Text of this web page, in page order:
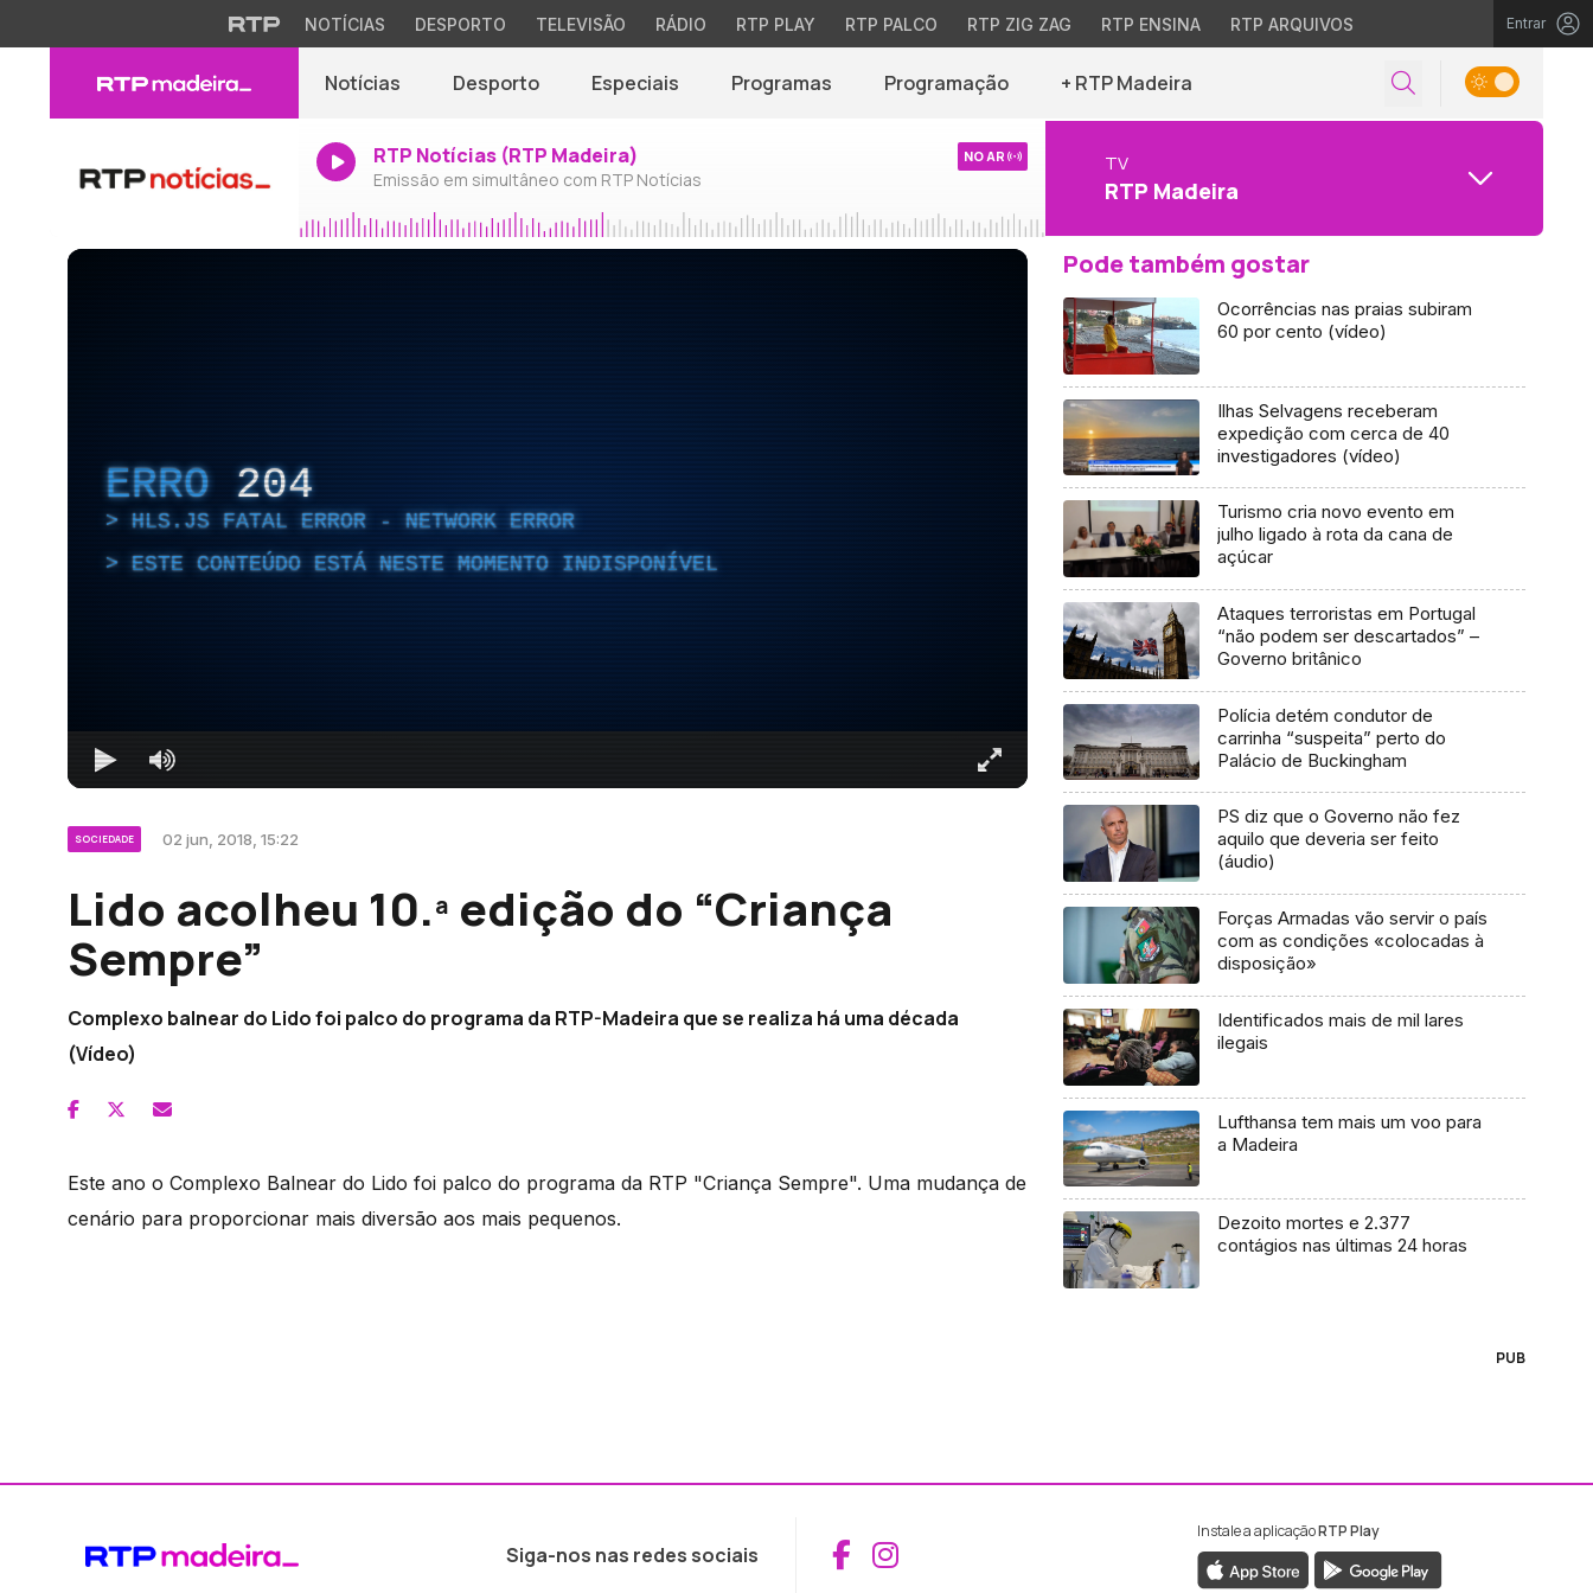
NOTÍCIAS DESPORTO TELEVISÃO RÁDIO RTP PLAY RTP PALCO RTP ZIG ZAG RTP ENSINA RTP ARQUIVOS Entrar
Notícias Desporto Especiais Programas Programação + RTP Madeira
RTP Notícias (RTP Madeira)
Emissão em simultâneo com RTP Notícias
NO AR TV
RTP Madeira
ERRO 204
HLS.JS FATAL ERROR - NETWORK ERROR
ESTE CONTEÚDO ESTÁ NESTE MOMENTO INDISPONÍVEL
SOCIEDADE 02 jun, 2018, 15:22
Lido acolheu 10.ª edição do “Criança
Sempre”
Complexo balnear do Lido foi palco do programa da RTP-Madeira que se realiza há uma década
(Vídeo)
Este ano o Complexo Balnear do Lido foi palco do programa da RTP "Criança Sempre". Uma mudança de
cenário para proporcionar mais diversão aos mais pequenos.
Pode também gostar
Ocorrências nas praias subiram
60 por cento (vídeo)
Ilhas Selvagens receberam
expedição com cerca de 40
investigadores (vídeo)
Turismo cria novo evento em
julho ligado à rota da cana de
açúcar
Ataques terroristas em Portugal
“não podem ser descartados” –
Governo britânico
Polícia detém condutor de
carrinha “suspeita” perto do
Palácio de Buckingham
PS diz que o Governo não fez
aquilo que deveria ser feito
(áudio)
Forças Armadas vão servir o país
com as condições «colocadas à
disposição»
Identificados mais de mil lares
ilegais
Lufthansa tem mais um voo para
a Madeira
Dezoito mortes e 2.377
contágios nas últimas 24 horas
PUB
Siga-nos nas redes sociais Aceder ao Facebook da RTP Madeira
Aceder ao Instagram da RTP Madeira
Instale a aplicaçãoRTP Play